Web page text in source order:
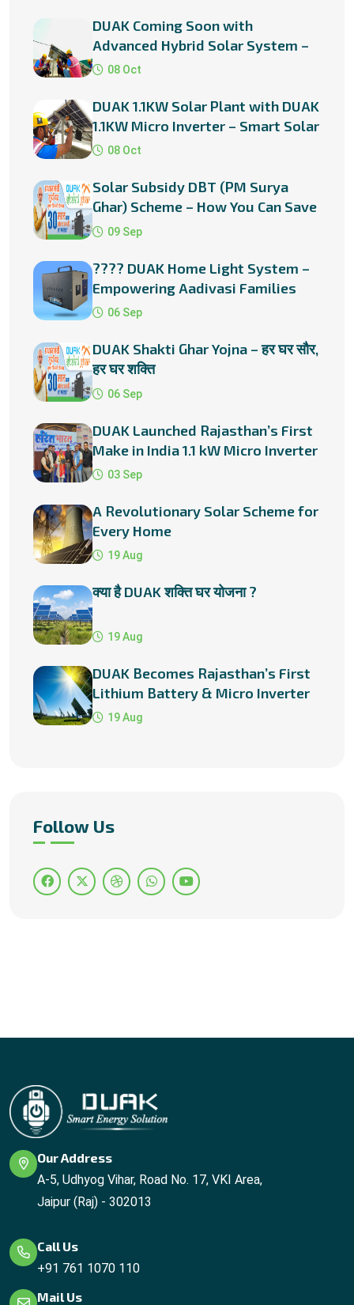
DUAK Coming Soon with
Advanced Hybrid Solar System –
Smart Power for a Smarter Future
08 Oct
DUAK 1.1KW Solar Plant with DUAK
1.1KW Micro Inverter – Smart Solar
Solution for Every Home
08 Oct
Solar Subsidy DBT (PM Surya
Ghar) Scheme – How You Can Save
Big with Rooftop Solar in
09 Sep
???? DUAK Home Light System –
Empowering Aadivasi Families
with Solar Energy
06 Sep
DUAK Shakti Ghar Yojna – हर घर सौर,
हर घर शक्ति
06 Sep
DUAK Launched Rajasthan’s First
Make in India 1.1 kW Micro Inverter
03 Sep
A Revolutionary Solar Scheme for
Every Home
19 Aug
क्या है DUAK शक्ति घर योजना ?
19 Aug
DUAK Becomes Rajasthan’s First
Lithium Battery & Micro Inverter
Manufacturer
19 Aug
Follow Us
Our Address
A-5, Udhyog Vihar, Road No. 17, VKI Area,
Jaipur (Raj) - 302013
Call Us
+91 761 1070 110
Mail Us